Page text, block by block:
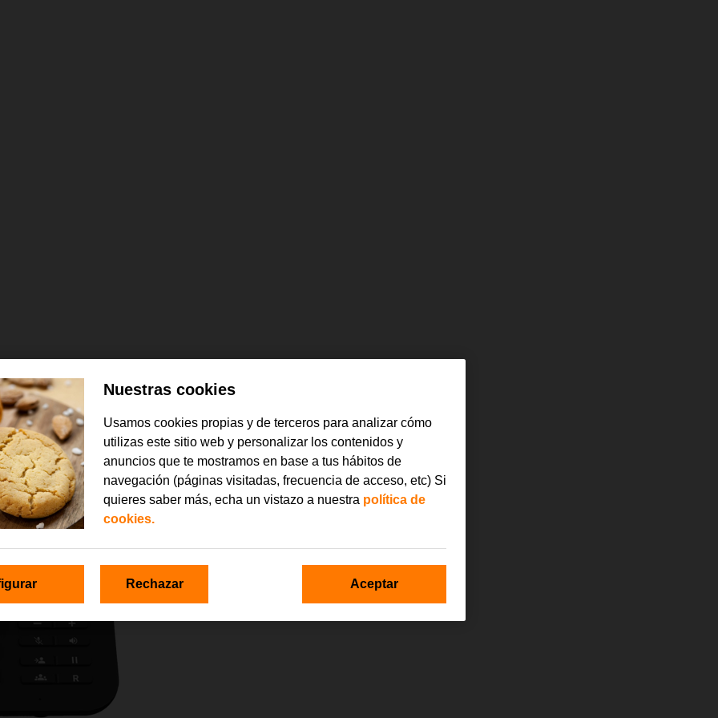
Nuestras cookies
Usamos cookies propias y de terceros para analizar cómo
utilizas este sitio web y personalizar los contenidos y
anuncios que te mostramos en base a tus hábitos de
navegación (páginas visitadas, frecuencia de acceso, etc) Si
quieres saber más, echa un vistazo a nuestra política de
cookies.
Rechazar Aceptar